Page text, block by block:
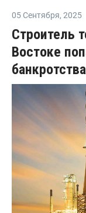
05 Сентября, 2025
Строитель
Востоке
банкротства